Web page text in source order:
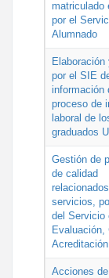
matriculado
por el
Alumnado
por el SIE
información
proceso de
laboral de
graduados
Gestión de
de calidad
servicios,
del Servicio
Evaluación,
Acciones de